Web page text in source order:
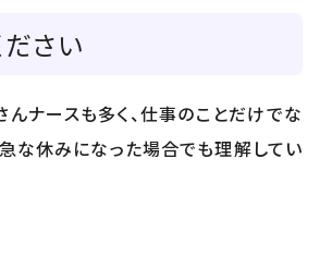
さい
ナースも多く、仕事のことだけでな
な休みになった場合でも理解してい